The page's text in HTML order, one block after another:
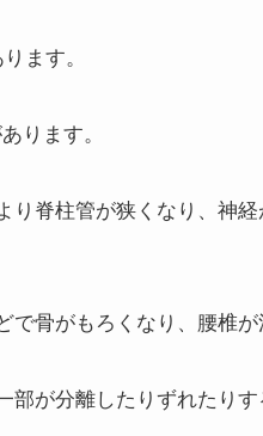
ます。
ります。
り脊柱管が狭くなり、神
骨がもろくなり、腰椎が
部が分離したりずれたり